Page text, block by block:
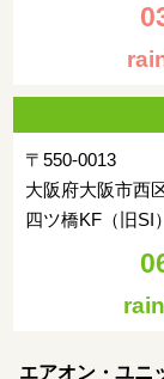
〒550-0013
大阪府大阪市西
四ツ橋KF（旧SI
エアオン・ユニ